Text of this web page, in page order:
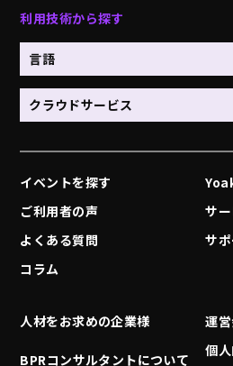
利用技術から探す
言語
クラウドサービス
イベントを探す
ご利用者の声
サ
よくある質問
サ
コラム
人材をお求めの企業様 運
BPRコンサルタントについて
個